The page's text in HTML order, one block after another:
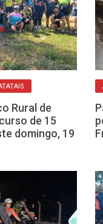
Rural de
de 15
domingo, 19